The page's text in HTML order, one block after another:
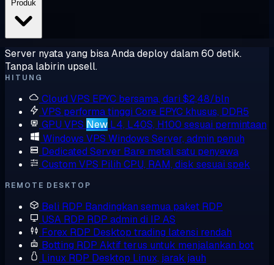
Server nyata yang bisa Anda deploy dalam 60 detik.
Tanpa labirin upsell.
HITUNG
Cloud VPS EPYC bersama, dari $2,48/bln
VPS performa tinggi Core EPYC khusus, DDR5
GPU VPS New L4, L40S, H100 sesuai permintaan
Windows VPS Windows Server, admin penuh
Dedicated Server Bare metal satu penyewa
Custom VPS Pilih CPU, RAM, disk sesuai spek
REMOTE DESKTOP
Beli RDP Bandingkan semua paket RDP
USA RDP RDP admin di IP AS
Forex RDP Desktop trading latensi rendah
Botting RDP Aktif terus untuk menjalankan bot
Linux RDP Desktop Linux, jarak jauh